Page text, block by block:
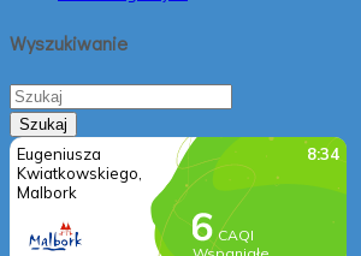
Wyszukiwanie